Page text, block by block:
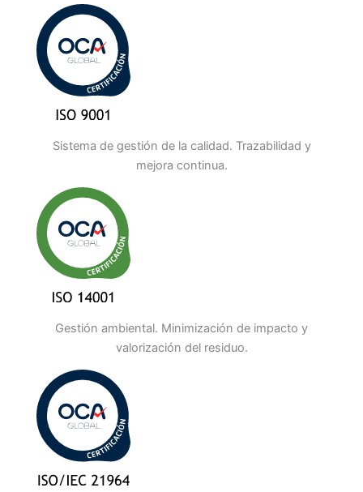
Sistema de gestión de la calidad. Trazabilidad y
mejora continua.
Gestión ambiental. Minimización de impacto y
valorización del residuo.